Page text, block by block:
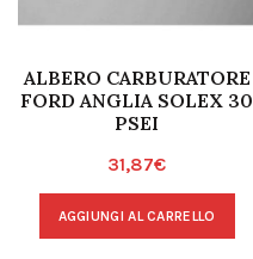
ALBERO CARBURATORE
FORD ANGLIA SOLEX 30
PSEI
31,87€
AGGIUNGI AL CARRELLO